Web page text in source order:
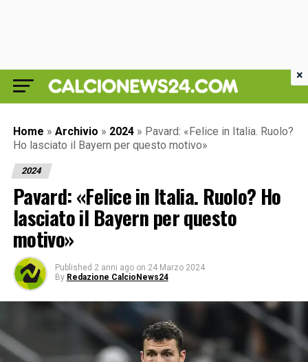
Home » Archivio » 2024 » Pavard: «Felice in Italia. Ruolo?
Ho lasciato il Bayern per questo motivo»
2024
Pavard: «Felice in Italia. Ruolo? Ho
lasciato il Bayern per questo
motivo»
Published 2 anni ago on 24 Marzo 2024
By Redazione CalcioNews24
×